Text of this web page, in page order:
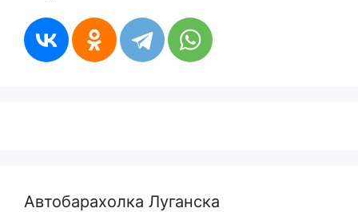
Автобарахолка Луганска